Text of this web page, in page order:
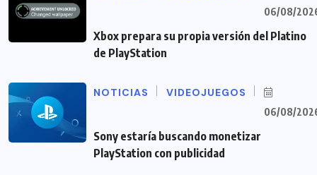
06/08/
Xbox prepara su propia versión del Platino
de PlayStation
NOTICIAS VIDEOJUEGOS
06/08/
Sony estaría buscando monetizar
PlayStation con publicidad